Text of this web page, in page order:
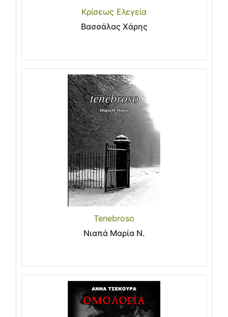
Κρίσεως Ελεγεία
Βασσάλας Χάρης
Tenebroso
Νιαπά Μαρία Ν.